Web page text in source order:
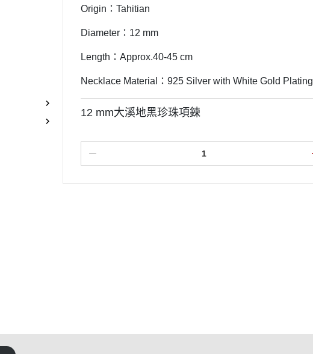
Origin：Tahitian
Diameter：12 mm
Length：Approx.40-45 cm
Necklace Material：925 Silver with White Gold Plating
12 mm大溪地黑珍珠項鍊